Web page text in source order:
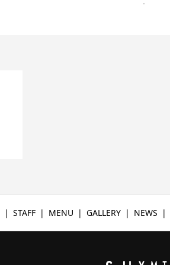
STAFF MENU GALLERY NEWS